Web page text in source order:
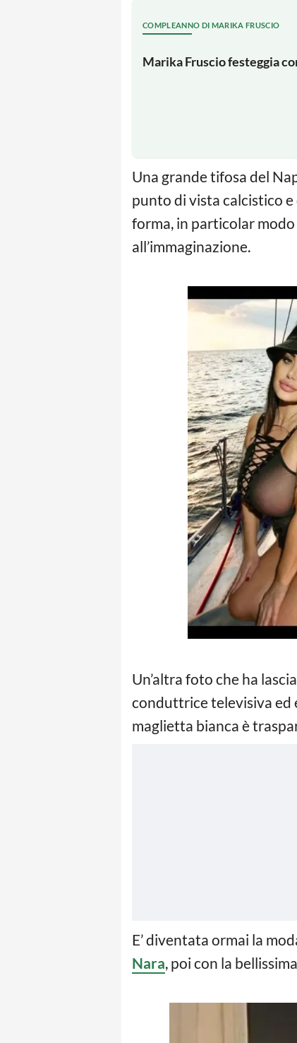
COMPLEANNO DI MARIKA FRUSCIO
Marika Fruscio festeggia
Una grande tifosa del
punto di vista calcistico
forma, in particolar modo
all’immaginazione.
Un’altra foto che ha
conduttrice televisiva ed
maglietta bianca è
E’ diventata ormai la
Nara, poi con la